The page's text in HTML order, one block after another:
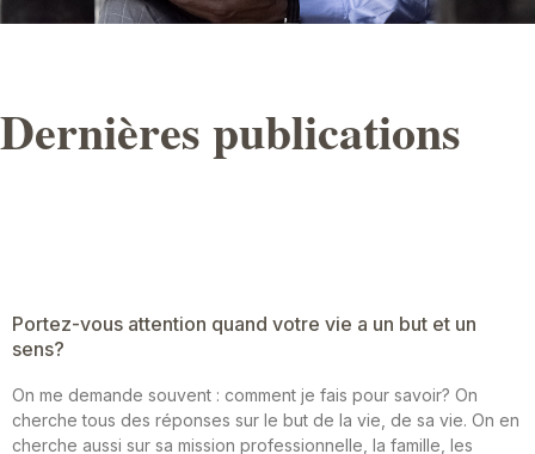
Dernières publications
Portez-vous attention quand votre vie a un but et un
sens?
On me demande souvent : comment je fais pour savoir? On
cherche tous des réponses sur le but de la vie, de sa vie. On en
cherche aussi sur sa mission professionnelle, la famille, les